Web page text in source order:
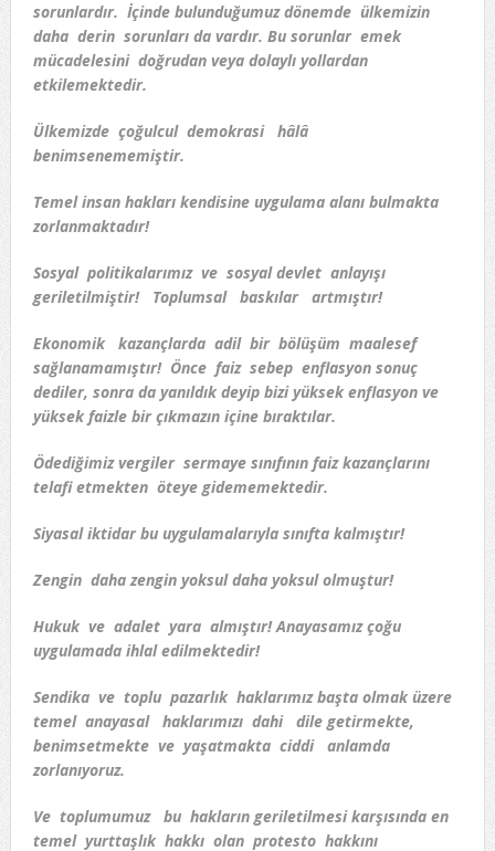
sorunlardır. İçinde bulunduğumuz dönemde ülkemizin
daha derin sorunları da vardır. Bu sorunlar emek
mücadelesini doğrudan veya dolaylı yollardan
etkilemektedir.
Ülkemizde çoğulcul demokrasi hâlâ
benimsenememiştir.
Temel insan hakları kendisine uygulama alanı bulmakta
zorlanmaktadır!
Sosyal politikalarımız ve sosyal devlet anlayışı
geriletilmiştir! Toplumsal baskılar artmıştır!
Ekonomik kazançlarda adil bir bölüşüm maalesef
sağlanamamıştır! Önce faiz sebep enflasyon sonuç
dediler, sonra da yanıldık deyip bizi yüksek enflasyon ve
yüksek faizle bir çıkmazın içine bıraktılar.
Ödediğimiz vergiler sermaye sınıfının faiz kazançlarını
telafi etmekten öteye gidememektedir.
Siyasal iktidar bu uygulamalarıyla sınıfta kalmıştır!
Zengin daha zengin yoksul daha yoksul olmuştur!
Hukuk ve adalet yara almıştır! Anayasamız çoğu
uygulamada ihlal edilmektedir!
Sendika ve toplu pazarlık haklarımız başta olmak üzere
temel anayasal haklarımızı dahi dile getirmekte,
benimsetmekte ve yaşatmakta ciddi anlamda
zorlanıyoruz.
Ve toplumumuz bu hakların geriletilmesi karşısında en
temel yurttaşlık hakkı olan protesto hakkını